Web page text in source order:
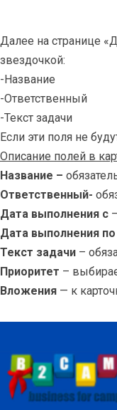
Далее на странице
звездочкой:
-Название
-Ответственный
-Текст задачи
Если эти поля не
Описание полей в
Название –
Ответственный-
Дата выполнения с
Дата выполнения по
Текст задачи –
Приоритет –
Вложения — к